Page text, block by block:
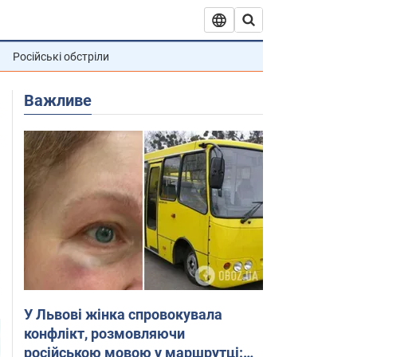
Російські обстріли
Важливе
У Львові жінка спровокувала
конфлікт, розмовляючи
російською мовою у маршрутці: